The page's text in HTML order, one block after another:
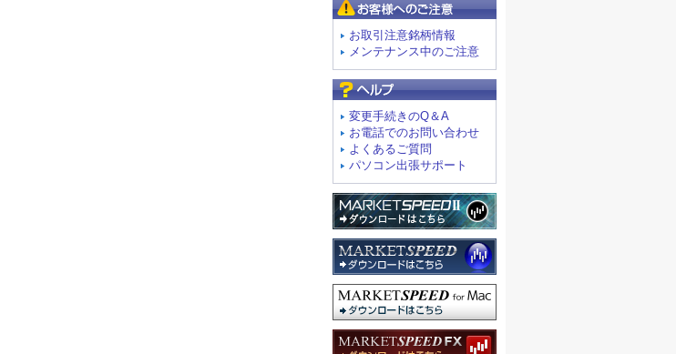
お取引注意銘柄情報
メンテナンス中のご注意
変更手続きのQ＆A
お電話でのお問い合わせ
よくあるご質問
パソコン出張サポート